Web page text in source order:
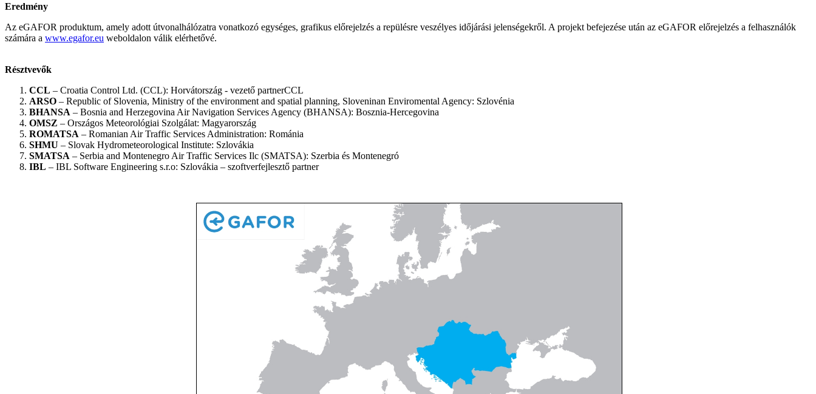
Eredmény
Az eGAFOR produktum, amely adott útvonalhálózatra vonatkozó egységes, grafikus előrejelzés a repülésre veszélyes időjárási jelenségekről. A projekt befejezése után az eGAFOR előrejelzés a felhasználók
számára a www.egafor.eu weboldalon válik elérhetővé.
Résztvevők
CCL – Croatia Control Ltd. (CCL): Horvátország - vezető partnerCCL
ARSO – Republic of Slovenia, Ministry of the environment and spatial planning, Sloveninan Enviromental Agency: Szlovénia
BHANSA – Bosnia and Herzegovina Air Navigation Services Agency (BHANSA): Bosznia-Hercegovina
OMSZ – Országos Meteorológiai Szolgálat: Magyarország
ROMATSA – Romanian Air Traffic Services Administration: Románia
SHMU – Slovak Hydrometeorological Institute: Szlovákia
SMATSA – Serbia and Montenegro Air Traffic Services Ilc (SMATSA): Szerbia és Montenegró
IBL – IBL Software Engineering s.r.o: Szlovákia – szoftverfejlesztő partner